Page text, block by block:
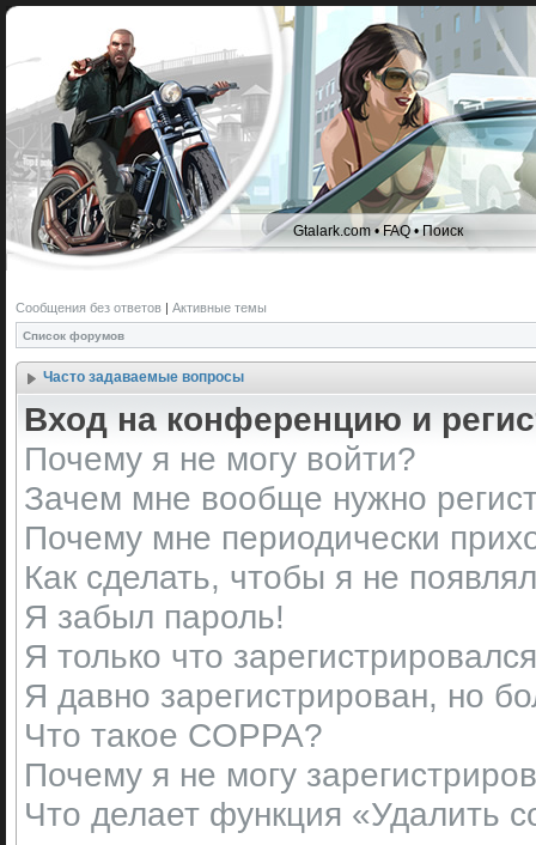
Gtalark.com •FAQ•Поиск
Сообщения без ответов | Активные темы
Список форумов
Часто задаваемые вопросы
Вход на конференцию и
Почему я не могу войти?
Зачем мне вообще нужно
Почему мне периодически
Как сделать, чтобы я не
Я забыл пароль!
Я только что
Я давно зарегистрирован, но
Что такое COPPA?
Почему я не могу
Что делает функция «Удалить